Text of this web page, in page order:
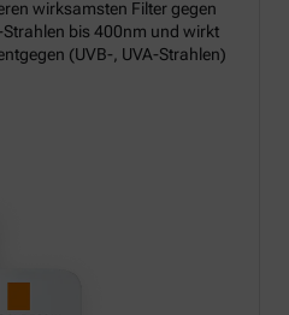
wirksamsten Filter gegen
bis 400nm und wirkt
(UVB-, UVA-Strahlen)